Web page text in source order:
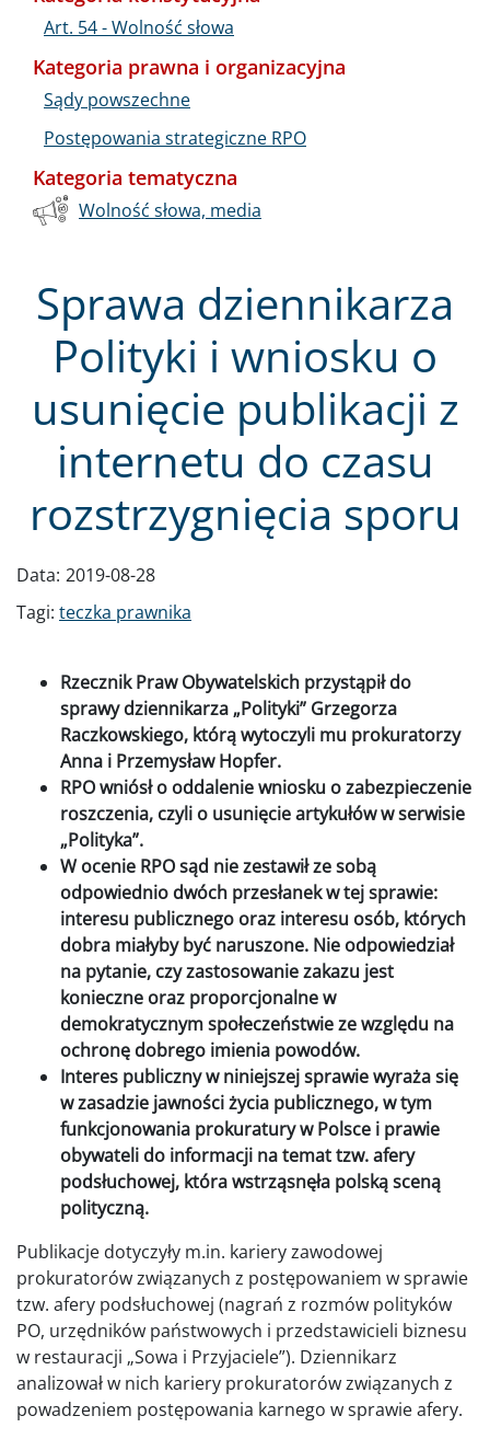
Sprawa dziennikarza
Polityki i wniosku o
usunięcie publikacji z
internetu do czasu
rozstrzygnięcia sporu
Data: 2019-08-28
Tagi: teczka prawnika
Rzecznik Praw Obywatelskich przystąpił do
sprawy dziennikarza „Polityki” Grzegorza
Raczkowskiego, którą wytoczyli mu prokuratorzy
Anna i Przemysław Hopfer.
RPO wniósł o oddalenie wniosku o zabezpieczenie
roszczenia, czyli o usunięcie artykułów w serwisie
„Polityka”.
W ocenie RPO sąd nie zestawił ze sobą
odpowiednio dwóch przesłanek w tej sprawie:
interesu publicznego oraz interesu osób, których
dobra miałyby być naruszone. Nie odpowiedział
na pytanie, czy zastosowanie zakazu jest
konieczne oraz proporcjonalne w
demokratycznym społeczeństwie ze względu na
ochronę dobrego imienia powodów.
Interes publiczny w niniejszej sprawie wyraża się
w zasadzie jawności życia publicznego, w tym
funkcjonowania prokuratury w Polsce i prawie
obywateli do informacji na temat tzw. afery
podsłuchowej, która wstrząsnęła polską sceną
polityczną.
Publikacje dotyczyły m.in. kariery zawodowej
prokuratorów związanych z postępowaniem w sprawie
tzw. afery podsłuchowej (nagrań z rozmów polityków
PO, urzędników państwowych i przedstawicieli biznesu
w restauracji „Sowa i Przyjaciele”). Dziennikarz
analizował w nich kariery prokuratorów związanych z
powadzeniem postępowania karnego w sprawie afery.
Art. 54 - Wolność słowa
Kategoria prawna i organizacyjna
Sądy powszechne
Postępowania strategiczne RPO
Kategoria tematyczna
Wolność słowa, media